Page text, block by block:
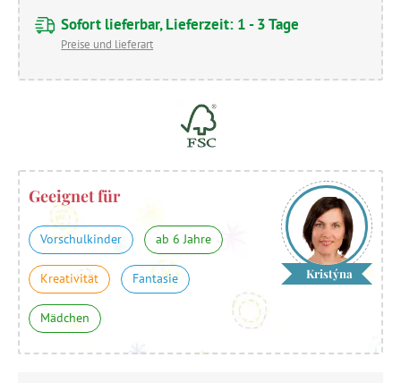
Sofort lieferbar, Lieferzeit: 1 - 3 Tage
Preise und lieferart
Geeignet für
Vorschulkinder ab 6 Jahre
Kreativität Fantasie
Mädchen
Kristýna